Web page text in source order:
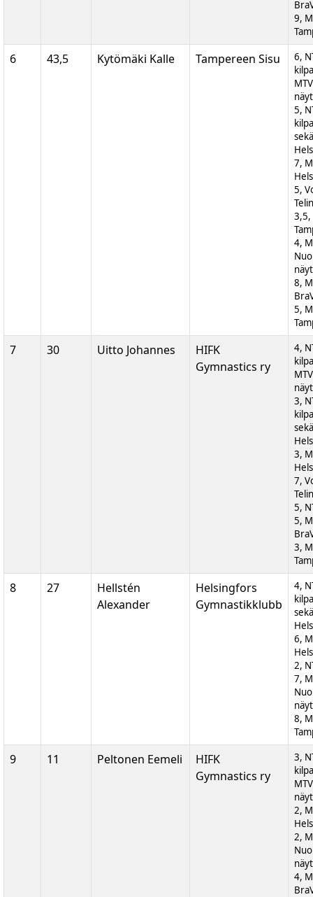
9,
6 43,5 Kytömäki Kalle Tampereen Sisu
6,
5,
7,
5,
3,5,
4,
8,
5,
7 30 Uitto Johannes
HIFK
Gymnastics ry
4,
3,
3,
7,
5,
5,
3,
8 27
Hellstén
Alexander
Helsingfors
Gymnastikklubb
4,
6,
2,
7,
8,
9 11 Peltonen Eemeli
HIFK
Gymnastics ry
3,
2,
2,
4,